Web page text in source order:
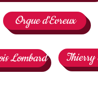
Orgue d'Evreux
Lombard Thierry